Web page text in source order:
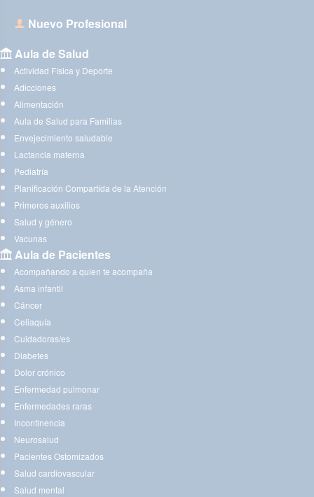
Nuevo Profesional
Aula de Salud
Actividad Física y Deporte
Adicciones
Alimentación
Aula de Salud para Familias
Envejecimiento saludable
Lactancia materna
Pediatría
Planificación Compartida de la Atención
Primeros auxilios
Salud y género
Vacunas
Aula de Pacientes
Acompañando a quien te acompaña
Asma infantil
Cáncer
Celiaquía
Cuidadoras/es
Diabetes
Dolor crónico
Enfermedad pulmonar
Enfermedades raras
Incontinencia
Neurosalud
Pacientes Ostomizados
Salud cardiovascular
Salud mental